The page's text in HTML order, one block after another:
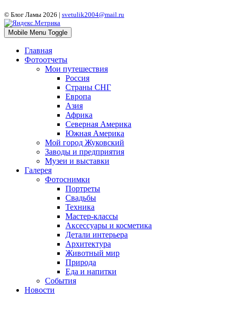
© Блог Ламы 2026 | svetulik2004@mail.ru
Mobile Menu Toggle
Главная
Фотоотчеты
Мои путешествия
Россия
Страны СНГ
Европа
Азия
Африка
Северная Америка
Южная Америка
Мой город Жуковский
Заводы и предприятия
Музеи и выставки
Галерея
Фотоснимки
Портреты
Свадьбы
Техника
Мастер-классы
Аксессуары и косметика
Детали интерьера
Архитектура
Животный мир
Природа
Еда и напитки
События
Новости